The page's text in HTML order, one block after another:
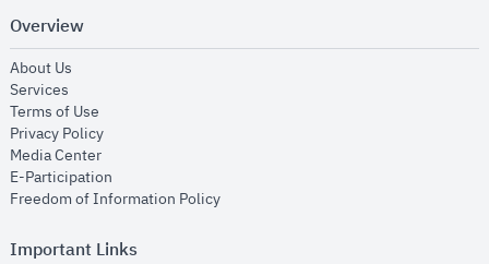
Overview
About Us
Services
Terms of Use
Privacy Policyopens in new window
Media Centeropens in new window
E-Participation
Freedom of Information Policyopens in new window
Important Links